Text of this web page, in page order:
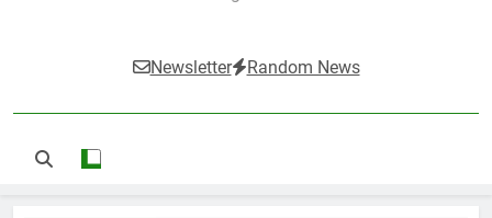
Newsletter Random News